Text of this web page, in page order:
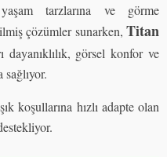
tarzlarına ve görme
çözümler sunarken, Titan
dayanıklılık, görsel konfor ve
sağlıyor.
koşullarına hızlı adapte olan